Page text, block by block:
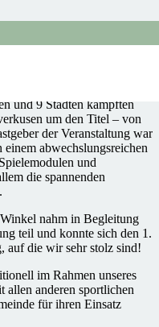
und 9 Städten kämpften
um den Titel – von
der Veranstaltung war
einem abwechslungsreichen
und
die spannenden
nahm in Begleitung
teil und konnte sich den 1.
auf die wir sehr stolz sind!
im Rahmen unseres
allen anderen sportlichen
für ihren Einsatz